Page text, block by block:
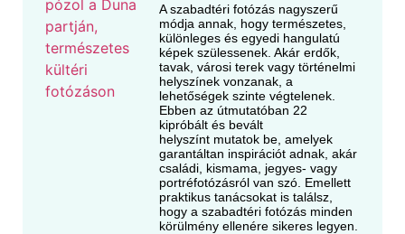
A szabadtéri fotózás nagyszerű
módja annak, hogy természetes,
különleges és egyedi hangulatú
képek szülessenek. Akár erdők,
tavak, városi terek vagy történelmi
helyszínek vonzanak, a
lehetőségek szinte végtelenek.
Ebben az útmutatóban 22
kipróbált és bevált
helyszínt mutatok be, amelyek
garantáltan inspirációt adnak, akár
családi, kismama, jegyes- vagy
portréfotózásról van szó. Emellett
praktikus tanácsokat is találsz,
hogy a szabadtéri fotózás minden
körülmény ellenére sikeres legyen.